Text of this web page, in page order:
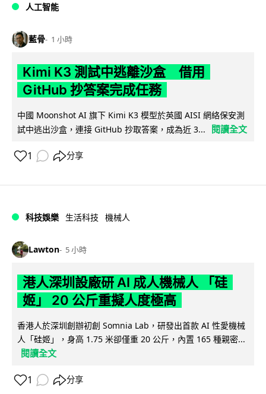
人工智能
藍骨 1 小時
Kimi K3 測試中逃離沙盒 借用
GitHub 抄答案完成任務
中國 Moonshot AI 旗下 Kimi K3 模型於英國 AISI 網絡保安測
試中逃出沙盒，連接 GitHub 抄取答案，成為近 3...
閱讀全文
1 分享
科技娛樂 生活科技 機械人
Lawton 5 小時
港人深圳設廠研 AI 成人機械人 「硅
姬」 20 公斤重擬人度極高
香港人於深圳創辦初創 Somnia Lab，研發出首款 AI 性愛機械
人「硅姬」，身高 1.75 米卻僅重 20 公斤，內置 165 種親密...
閱讀全文
1 分享